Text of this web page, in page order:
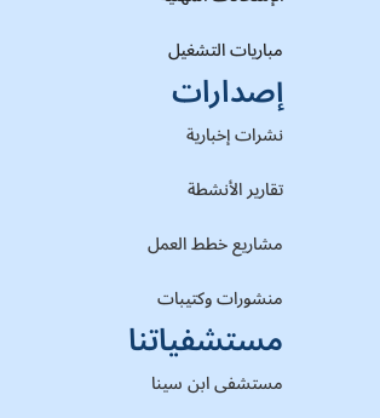
مباريات التشغيل
إصدارات
نشرات إخبارية
تقارير الأنشطة
مشاريع خطط العمل
منشورات وكتيبات
مستشفياتنا
مستشفى ابن سينا